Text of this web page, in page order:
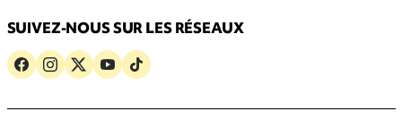
SUIVEZ-NOUS SUR LES RÉSEAUX